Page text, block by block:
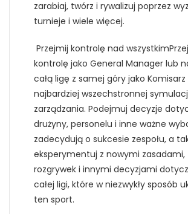
zarabiaj, twórz i rywalizuj poprzez
turnieje i wiele więcej.
Przejmij kontrolę nad
kontrolę jako General Manager lub
całą ligę z samej góry jako Komisarz
najbardziej wszechstronnej
zarządzania. Podejmuj decyzje
drużyny, personelu i inne ważne
zadecydują o sukcesie zespołu, a
eksperymentuj z nowymi
rozgrywek i innymi decyzjami
całej ligi, które w niezwykły sposób
ten sport.